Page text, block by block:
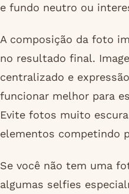
e fundo neutro ou
A composição da foto
no resultado final.
centralizado e
funcionar melhor para
Evite fotos muito
elementos competindo
Se você não tem uma
algumas selfies